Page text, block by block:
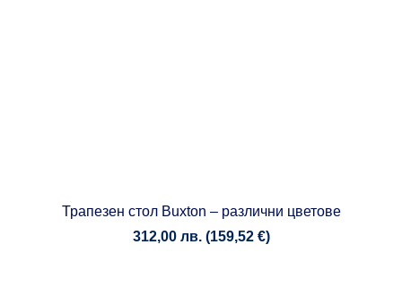
Трапезен стол Buxton – различни цветове
312,00 лв. (159,52 €)